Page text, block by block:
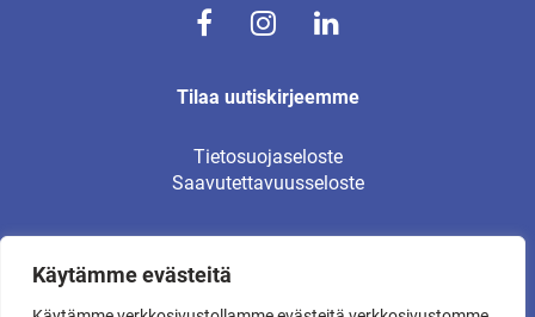
Käytämme evästeitä
Tilaa uutiskirjeemme
Tietosuojaseloste
Saavutettavuusseloste